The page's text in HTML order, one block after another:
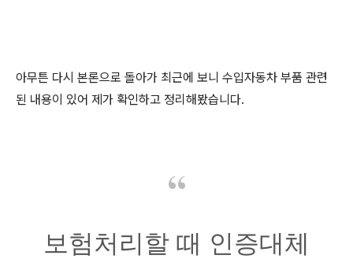
아무튼 다시 본론으로 돌아가 최근에 보니 수입자동차 부품 관련
된 내용이 있어 제가 확인하고 정리해봤습니다.
보험처리할 때 인증대체